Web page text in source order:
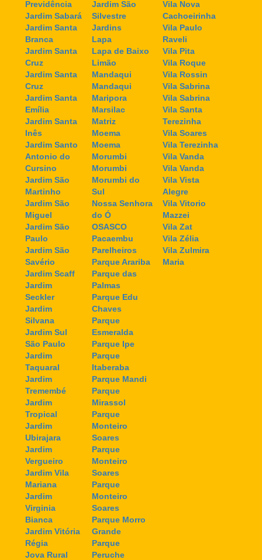
Previdência
Jardim Sabará
Jardim Santa
Branca
Jardim Santa
Cruz
Jardim Santa
Cruz
Jardim Santa
Emília
Jardim Santa
Inês
Jardim Santo
Antonio do
Cursino
Jardim São
Martinho
Jardim São
Miguel
Jardim São
Paulo
Jardim São
Savério
Jardim Scaff
Jardim
Seckler
Jardim
Silvana
Jardim Sul
São Paulo
Jardim
Taquaral
Jardim
Tremembé
Jardim
Tropical
Jardim
Ubirajara
Jardim
Vergueiro
Jardim Vila
Mariana
Jardim
Virginia
Bianca
Jardim Vitória
Régia
Jova Rural
Jardim São
Silvestre
Jardins
Lapa
Lapa de Baixo
Limão
Mandaqui
Mandaqui
Maripora
Marsilac
Matriz
Moema
Moema
Morumbi
Morumbi
Morumbi do
Sul
Nossa Senhora
do Ó
OSASCO
Pacaembu
Parelheiros
Parque Arariba
Parque das
Palmas
Parque Edu
Chaves
Parque
Esmeralda
Parque Ipe
Parque
Itaberaba
Parque Mandi
Parque
Mirassol
Parque
Monteiro
Soares
Parque
Monteiro
Soares
Parque
Monteiro
Soares
Parque Morro
Grande
Parque
Peruche
Vila Nova
Cachoeirinha
Vila Paulo
Raveli
Vila Pita
Vila Roque
Vila Rossin
Vila Sabrina
Vila Sabrina
Vila Santa
Terezinha
Vila Soares
Vila Terezinha
Vila Vanda
Vila Vanda
Vila Vista
Alegre
Vila Vitorio
Mazzei
Vila Zat
Vila Zélia
Vila Zulmira
Maria